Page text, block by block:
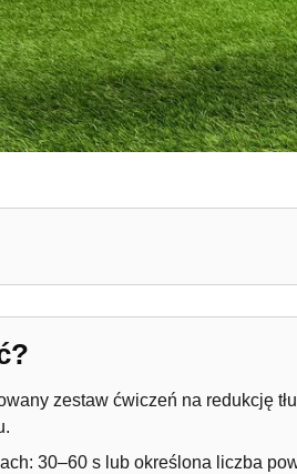
zestaw ćwiczeń na redukcję
30–60 s lub określona liczba